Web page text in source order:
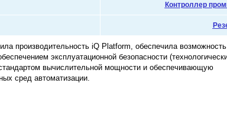
Контроллер
производительность iQ Platform, обеспечила возможность
эксплуатационной безопасности
вычислительной мощности и обеспечивающую
сред автоматизации.